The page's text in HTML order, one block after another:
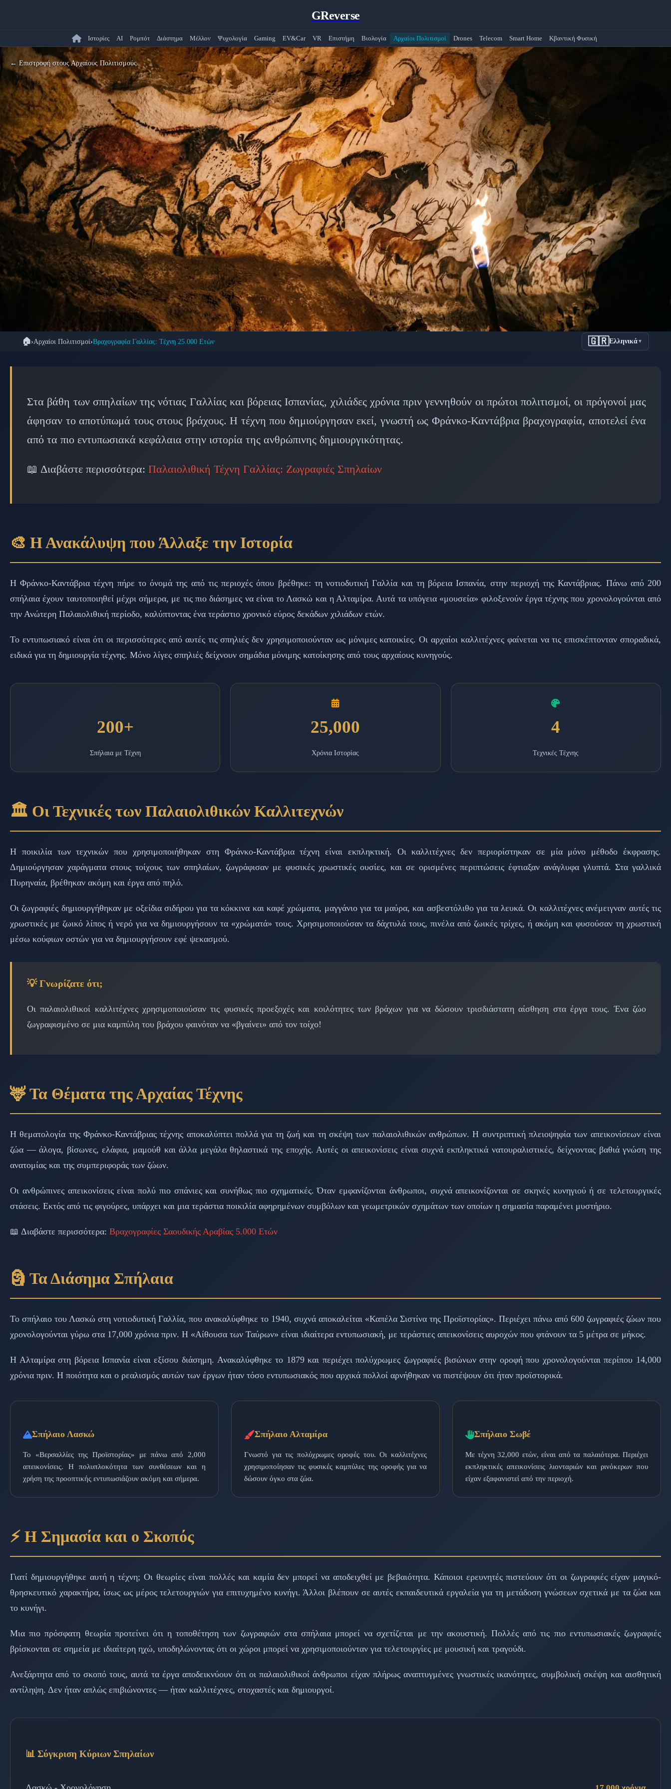
GReverse
Ιστορίες AI Ρομπότ Διάστημα Μέλλον Ψυχολογία Gaming EV&Car VR Επιστήμη Βιολογία Αρχαίοι Πολιτισμοί Drones Telecom Smart Home Κβαντική Φυσική
← Επιστροφή στους Αρχαίους Πολιτισμούς
📜 ΑΡΧΑΊΟΙ ΠΟΛΙΤΙΣΜΟΊ: ΑΡΧΑΊΑ ΙΣΤΟΡΊΑ
Άλλαξε την Ιστορία της Ανθρωπότητας
📅 15 Μαρτίου 2026 ⏱️ 6 λεπτά ανάγνωσης
🏠›Αρχαίοι Πολιτισμοί›Βραχογραφία Γαλλίας: Τέχνη 25.000 Ετών 🇬🇷Ελληνικά▼
Στα βάθη των σπηλαίων της νότιας Γαλλίας και βόρειας Ισπανίας, χιλιάδες χρόνια πριν γεννηθούν οι πρώτοι πολιτισμοί, οι πρόγονοί μας
άφησαν το αποτύπωμά τους στους βράχους. Η τέχνη που δημιούργησαν εκεί, γνωστή ως Φράνκο-Καντάβρια βραχογραφία, αποτελεί ένα
από τα πιο εντυπωσιακά κεφάλαια στην ιστορία της ανθρώπινης δημιουργικότητας.
📖 Διαβάστε περισσότερα: Παλαιολιθική Τέχνη Γαλλίας: Ζωγραφιές Σπηλαίων
🎨 Η Ανακάλυψη που Άλλαξε την Ιστορία
Η Φράνκο-Καντάβρια τέχνη πήρε το όνομά της από τις περιοχές όπου βρέθηκε: τη νοτιοδυτική Γαλλία και τη βόρεια Ισπανία, στην περιοχή της Καντάβριας. Πάνω από 200
σπήλαια έχουν ταυτοποιηθεί μέχρι σήμερα, με τις πιο διάσημες να είναι το Λασκώ και η Αλταμίρα. Αυτά τα υπόγεια «μουσεία» φιλοξενούν έργα τέχνης που χρονολογούνται από
την Ανώτερη Παλαιολιθική περίοδο, καλύπτοντας ένα τεράστιο χρονικό εύρος δεκάδων χιλιάδων ετών.
Το εντυπωσιακό είναι ότι οι περισσότερες από αυτές τις σπηλιές δεν χρησιμοποιούνταν ως μόνιμες κατοικίες. Οι αρχαίοι καλλιτέχνες φαίνεται να τις επισκέπτονταν σποραδικά,
ειδικά για τη δημιουργία τέχνης. Μόνο λίγες σπηλιές δείχνουν σημάδια μόνιμης κατοίκησης από τους αρχαίους κυνηγούς.
200+
Σπήλαια με Τέχνη
25,000
Χρόνια Ιστορίας
4
Τεχνικές Τέχνης
🏛️ Οι Τεχνικές των Παλαιολιθικών Καλλιτεχνών
Η ποικιλία των τεχνικών που χρησιμοποιήθηκαν στη Φράνκο-Καντάβρια τέχνη είναι εκπληκτική. Οι καλλιτέχνες δεν περιορίστηκαν σε μία μόνο μέθοδο έκφρασης.
Δημιούργησαν χαράγματα στους τοίχους των σπηλαίων, ζωγράφισαν με φυσικές χρωστικές ουσίες, και σε ορισμένες περιπτώσεις έφτιαξαν ανάγλυφα γλυπτά. Στα γαλλικά
Πυρηναία, βρέθηκαν ακόμη και έργα από πηλό.
Οι ζωγραφιές δημιουργήθηκαν με οξείδια σιδήρου για τα κόκκινα και καφέ χρώματα, μαγγάνιο για τα μαύρα, και ασβεστόλιθο για τα λευκά. Οι καλλιτέχνες ανέμειγναν αυτές τις
χρωστικές με ζωικό λίπος ή νερό για να δημιουργήσουν τα «χρώματά» τους. Χρησιμοποιούσαν τα δάχτυλά τους, πινέλα από ζωικές τρίχες, ή ακόμη και φυσούσαν τη χρωστική
μέσω κούφιων οστών για να δημιουργήσουν εφέ ψεκασμού.
💡 Γνωρίζατε ότι;
Οι παλαιολιθικοί καλλιτέχνες χρησιμοποιούσαν τις φυσικές προεξοχές και κοιλότητες των βράχων για να δώσουν τρισδιάστατη αίσθηση στα έργα τους. Ένα ζώο
ζωγραφισμένο σε μια καμπύλη του βράχου φαινόταν να «βγαίνει» από τον τοίχο!
🦌 Τα Θέματα της Αρχαίας Τέχνης
Η θεματολογία της Φράνκο-Καντάβριας τέχνης αποκαλύπτει πολλά για τη ζωή και τη σκέψη των παλαιολιθικών ανθρώπων. Η συντριπτική πλειοψηφία των απεικονίσεων είναι
ζώα — άλογα, βίσωνες, ελάφια, μαμούθ και άλλα μεγάλα θηλαστικά της εποχής. Αυτές οι απεικονίσεις είναι συχνά εκπληκτικά νατουραλιστικές, δείχνοντας βαθιά γνώση της
ανατομίας και της συμπεριφοράς των ζώων.
Οι ανθρώπινες απεικονίσεις είναι πολύ πιο σπάνιες και συνήθως πιο σχηματικές. Όταν εμφανίζονται άνθρωποι, συχνά απεικονίζονται σε σκηνές κυνηγιού ή σε τελετουργικές
στάσεις. Εκτός από τις φιγούρες, υπάρχει και μια τεράστια ποικιλία αφηρημένων συμβόλων και γεωμετρικών σχημάτων των οποίων η σημασία παραμένει μυστήριο.
📖 Διαβάστε περισσότερα: Βραχογραφίες Σαουδικής Αραβίας 5.000 Ετών
🗿 Τα Διάσημα Σπήλαια
Το σπήλαιο του Λασκώ στη νοτιοδυτική Γαλλία, που ανακαλύφθηκε το 1940, συχνά αποκαλείται «Καπέλα Σιστίνα της Προϊστορίας». Περιέχει πάνω από 600 ζωγραφιές ζώων που
χρονολογούνται γύρω στα 17,000 χρόνια πριν. Η «Αίθουσα των Ταύρων» είναι ιδιαίτερα εντυπωσιακή, με τεράστιες απεικονίσεις αυροχών που φτάνουν τα 5 μέτρα σε μήκος.
Η Αλταμίρα στη βόρεια Ισπανία είναι εξίσου διάσημη. Ανακαλύφθηκε το 1879 και περιέχει πολύχρωμες ζωγραφιές βισώνων στην οροφή που χρονολογούνται περίπου 14,000
χρόνια πριν. Η ποιότητα και ο ρεαλισμός αυτών των έργων ήταν τόσο εντυπωσιακός που αρχικά πολλοί αρνήθηκαν να πιστέψουν ότι ήταν προϊστορικά.
Σπήλαιο Λασκώ
Το «Βερσαλλίες της Προϊστορίας» με πάνω από 2,000
απεικονίσεις. Η πολυπλοκότητα των συνθέσεων και η
χρήση της προοπτικής εντυπωσιάζουν ακόμη και σήμερα.
Σπήλαιο Αλταμίρα
Γνωστό για τις πολύχρωμες οροφές του. Οι καλλιτέχνες
χρησιμοποίησαν τις φυσικές καμπύλες της οροφής για να
δώσουν όγκο στα ζώα.
Σπήλαιο Σωβέ
Με τέχνη 32,000 ετών, είναι από τα παλαιότερα. Περιέχει
εκπληκτικές απεικονίσεις λιονταριών και ρινόκερων που
είχαν εξαφανιστεί από την περιοχή.
⚡ Η Σημασία και ο Σκοπός
Γιατί δημιουργήθηκε αυτή η τέχνη; Οι θεωρίες είναι πολλές και καμία δεν μπορεί να αποδειχθεί με βεβαιότητα. Κάποιοι ερευνητές πιστεύουν ότι οι ζωγραφιές είχαν μαγικό-
θρησκευτικό χαρακτήρα, ίσως ως μέρος τελετουργιών για επιτυχημένο κυνήγι. Άλλοι βλέπουν σε αυτές εκπαιδευτικά εργαλεία για τη μετάδοση γνώσεων σχετικά με τα ζώα και
το κυνήγι.
Μια πιο πρόσφατη θεωρία προτείνει ότι η τοποθέτηση των ζωγραφιών στα σπήλαια μπορεί να σχετίζεται με την ακουστική. Πολλές από τις πιο εντυπωσιακές ζωγραφιές
βρίσκονται σε σημεία με ιδιαίτερη ηχώ, υποδηλώνοντας ότι οι χώροι μπορεί να χρησιμοποιούνταν για τελετουργίες με μουσική και τραγούδι.
Ανεξάρτητα από το σκοπό τους, αυτά τα έργα αποδεικνύουν ότι οι παλαιολιθικοί άνθρωποι είχαν πλήρως αναπτυγμένες γνωστικές ικανότητες, συμβολική σκέψη και αισθητική
αντίληψη. Δεν ήταν απλώς επιβιώνοντες — ήταν καλλιτέχνες, στοχαστές και δημιουργοί.
📊 Σύγκριση Κύριων Σπηλαίων